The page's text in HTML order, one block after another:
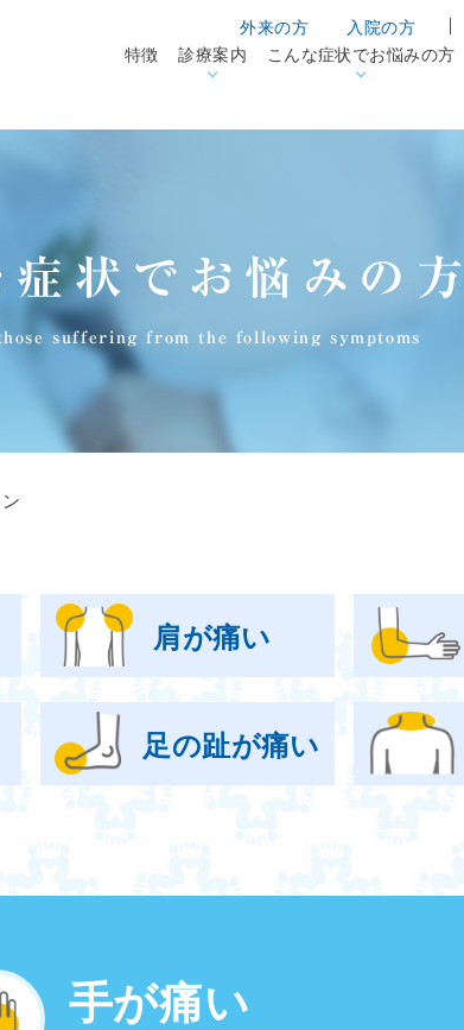
特徴 診療案内 こんな症状でお悩みの方
外来の方 入院の方
症状でお悩みの
suffering from the following symptoms
肩が痛い
足の趾が痛い
手が痛い